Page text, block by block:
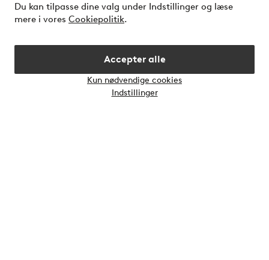
Du kan tilpasse dine valg under Indstillinger og læse
mere i vores Cookiepolitik.
Accepter alle
Kun nødvendige cookies
Indstillinger
Vilkår
Venner
Sikre betalinger - betal nu eller del op